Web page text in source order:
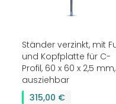
Ständer verzinkt, mit
und Kopfplatte für C-
Profil, 60 x 60 x 2,5 mm,
ausziehbar
315,00 €